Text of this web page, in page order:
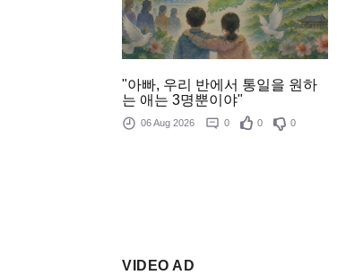
"아빠, 우리 반에서 통일을 원하
는 애는 3명뿐이야"
06 Aug 2026 0 0 0
VIDEO AD